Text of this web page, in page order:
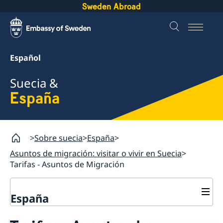
Sweden Abroad
Español
Suecia &
España
Sobre suecia España
Asuntos de migración: visitar o vivir en Suecia
Tarifas - Asuntos de Migración
España